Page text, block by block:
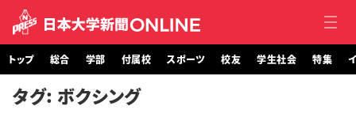
トップ
トップ 総合 学部 付属校 スポーツ 校友 学生社会 特集
タグ: ボクシング